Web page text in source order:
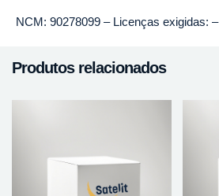
NCM: 90278099 – Licenças exigidas: –
Produtos relacionados